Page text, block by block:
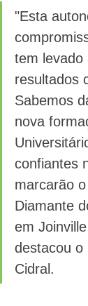
"Esta
tem levado
resultados
Sabemos
nova
confiantes
marcarão
Diamante
em
destacou o
Cidral.